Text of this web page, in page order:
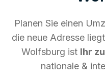
Planen Sie einen
die neue Adresse
Wolfsburg ist Ihr
nationale &